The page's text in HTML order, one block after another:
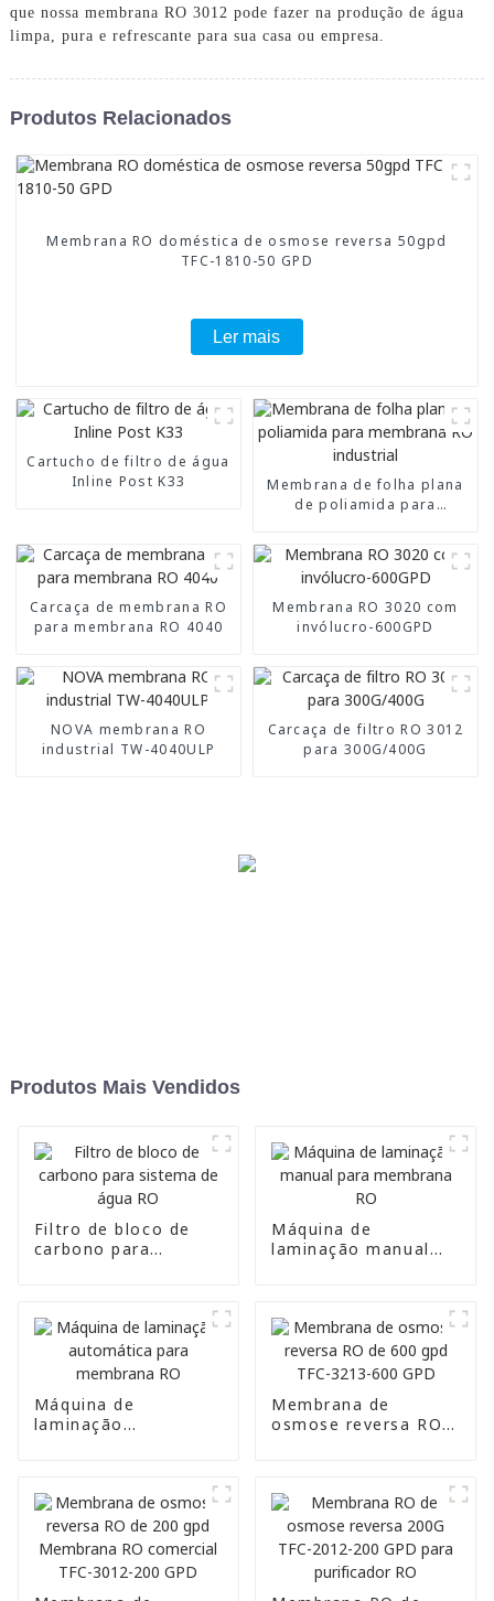
que nossa membrana RO 3012 pode fazer na produção de água
limpa, pura e refrescante para sua casa ou empresa.
Produtos Relacionados
Membrana RO doméstica de osmose reversa 50gpd
TFC-1810-50 GPD
Ler mais
Cartucho de filtro de água
Inline Post K33
Membrana de folha plana
de poliamida para
Carcaça de membrana RO
para membrana RO 4040
Membrana RO 3020 com
invólucro-600GPD
NOVA membrana RO
industrial TW-4040ULP
Carcaça de filtro RO 3012
para 300G/400G
Produtos Mais Vendidos
Filtro de bloco de
carbono para
Máquina de
laminação manual
Máquina de
laminação
Membrana de
osmose reversa RO